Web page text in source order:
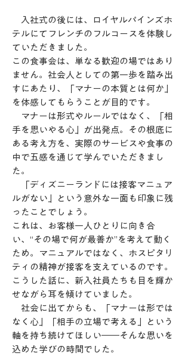
入社式の後には、ロイヤルパインズホ
テルにてフレンチのフルコースを体験し
ていただきました。
この食事会は、単なる歓迎の場ではあり
ません。社会人としての第一歩を踏み出
すにあたり、「マナーの本質とは何か」
を体感してもらうことが目的です。
マナーは形式やルールではなく、「相
手を思いやる心」が出発点。その根底に
ある考え方を、実際のサービスや食事の
中で五感を通じて学んでいただきまし
た。
「ディズニーランドには接客マニュア
ルがない」という意外な一面も印象に残
ったことでしょう。
これは、お客様一人ひとりに向き合
い、“その場で何が最善か”を考えて動く
ため。マニュアルではなく、ホスピタリ
ティの精神が接客を支えているのです。
こうした話に、新入社員たちも目を輝か
せながら耳を傾けていました。
社会に出てからも、「マナーは形では
なく心」「相手の立場で考える」という
軸を持ち続けてほしい――そんな思いを
込めた学びの時間でした。